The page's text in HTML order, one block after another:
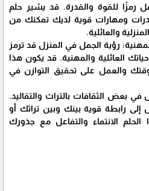
رمزًا للقوة والقدرة. قد يشير حلم
ومهارات قوية لديك تمكنك من
والعائلية.
رؤية الجمل في المنزل قد ترمز
العائلية والمهنية. قد يكون هذا
وقتك والعمل على تحقيق التوازن في
في بعض الثقافات بالتراث والتقاليد.
رابطة قوية بينك وبين تراثك أو
الانتماء والتفاعل مع جذورك